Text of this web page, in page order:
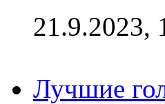
21.9.2023,
Лучшие